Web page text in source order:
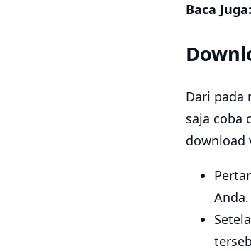
Baca Juga:
Dari pada
saja coba
download